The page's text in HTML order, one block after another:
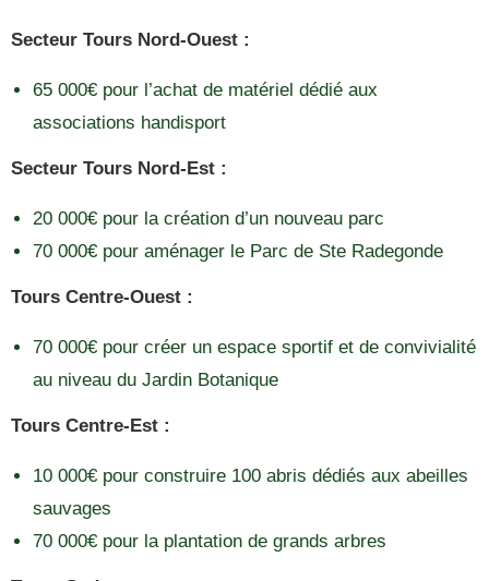
Secteur Tours Nord-Ouest :
65 000€ pour l’achat de matériel dédié aux
associations handisport
Secteur Tours Nord-Est :
20 000€ pour la création d’un nouveau parc
70 000€ pour aménager le Parc de Ste Radegonde
Tours Centre-Ouest :
70 000€ pour créer un espace sportif et de convivialité
au niveau du Jardin Botanique
Tours Centre-Est :
10 000€ pour construire 100 abris dédiés aux abeilles
sauvages
70 000€ pour la plantation de grands arbres